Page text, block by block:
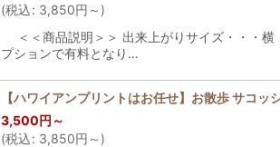
(税込: 3,850円 ～ )
＜＜商品説明＞＞ 出来上がりサイズ・・・
プションで有料となり…
【ハワイアンプリントはお任せ】お散歩 サコ
3,500円 ～
(税込: 3,850円 ～ )